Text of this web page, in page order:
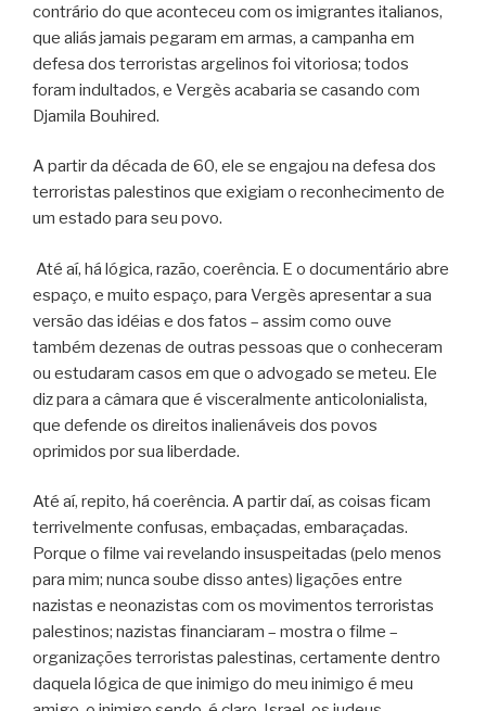
contrário do que aconteceu com os imigrantes italianos,
que aliás jamais pegaram em armas, a campanha em
defesa dos terroristas argelinos foi vitoriosa; todos
foram indultados, e Vergès acabaria se casando com
Djamila Bouhired.
A partir da década de 60, ele se engajou na defesa dos
terroristas palestinos que exigiam o reconhecimento de
um estado para seu povo.
Até aí, há lógica, razão, coerência. E o documentário abre
espaço, e muito espaço, para Vergès apresentar a sua
versão das idéias e dos fatos – assim como ouve
também dezenas de outras pessoas que o conheceram
ou estudaram casos em que o advogado se meteu. Ele
diz para a câmara que é visceralmente anticolonialista,
que defende os direitos inalienáveis dos povos
oprimidos por sua liberdade.
Até aí, repito, há coerência. A partir daí, as coisas ficam
terrivelmente confusas, embaçadas, embaraçadas.
Porque o filme vai revelando insuspeitadas (pelo menos
para mim; nunca soube disso antes) ligações entre
nazistas e neonazistas com os movimentos terroristas
palestinos; nazistas financiaram – mostra o filme –
organizações terroristas palestinas, certamente dentro
daquela lógica de que inimigo do meu inimigo é meu